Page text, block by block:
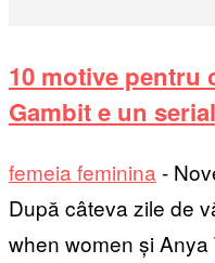
10 motive pentru
Gambit e un
femeia feminina -
După câteva zile de
when women și